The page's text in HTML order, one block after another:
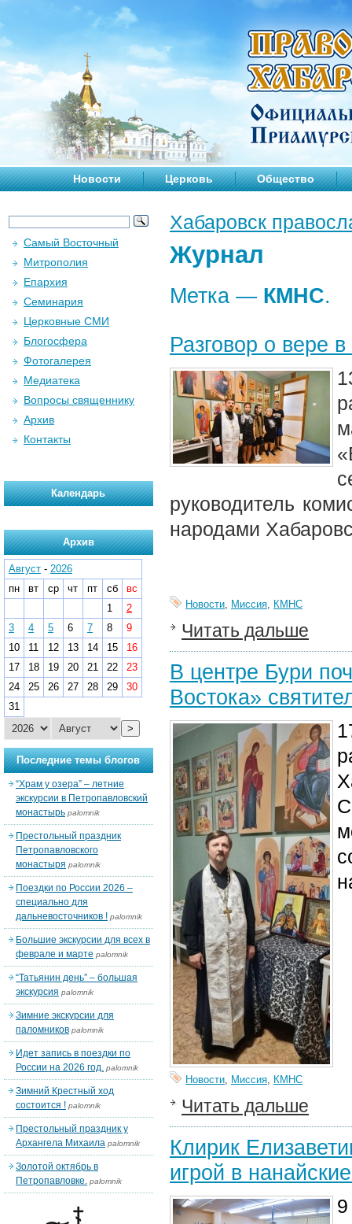
Новости Церковь Общество
Хабаровск
Журнал
Метка — КМНС.
Разговор о вере
руководитель
народами
Новости, Миссия, КМНС
Читать дальше
В центре Бури
Востока»
Новости, Миссия, КМНС
Читать дальше
Клирик
игрой в
Самый Восточный
Митрополия
Епархия
Семинария
Церковные СМИ
Блогосфера
Фотогалерея
Медиатека
Вопросы священнику
Архив
Контакты
Календарь
Архив
Август - 2026
пн
вт ср чт пт сб
вс
1
2
3
4 5 6 7 8
9
10
11 12 13 14 15
16
17
18 19 20 21 22
23
24
25 26 27 28 29
30
31
>
Последние темы блогов
“Храм у озера” – летние
экскурсии в Петропавловский
монастырь palomnik
Престольный праздник
Петропавловского
монастыря palomnik
Поездки по России 2026 –
специально для
дальневосточников ! palomnik
Большие экскурсии для всех в
феврале и марте palomnik
“Татьянин день” – большая
экскурсия palomnik
Зимние экскурсии для
паломников palomnik
Идет запись в поездки по
России на 2026 год. palomnik
Зимний Крестный ход
состоится ! palomnik
Престольный праздник у
Архангела Михаила palomnik
Золотой октябрь в
Петропавловке. palomnik